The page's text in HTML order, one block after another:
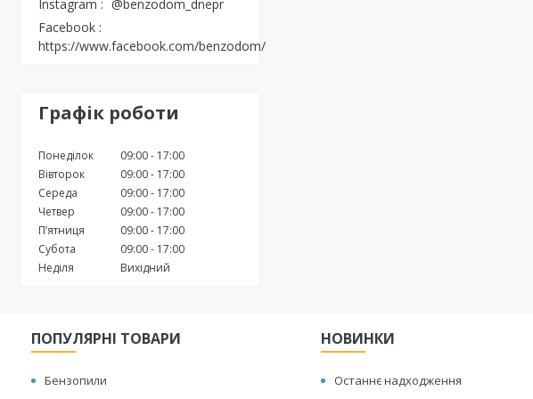
Instagram
@benzodom_dnepr
Facebook
https://www.facebook.com/benzodom/
Графік роботи
Понеділок 09:00
17:00
Вівторок
09:00
17:00
Середа
09:00
17:00
Четвер
09:00
17:00
Пʼятниця
09:00
17:00
Субота
09:00
17:00
Неділя
Вихідний
ПОПУЛЯРНІ ТОВАРИ
Бензопили
НОВИНКИ
Останнє надходження